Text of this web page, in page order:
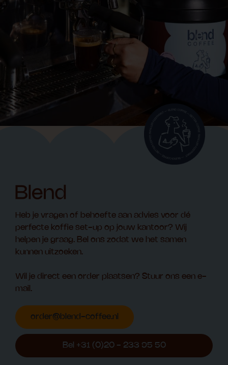
Heb je vragen of behoefte aan advies voor dé
perfecte koffie set-up op jouw kantoor? Wij
helpen je graag. Bel ons zodat we het samen
kunnen uitzoeken.
Wil je direct een order plaatsen? Stuur ons een e-
mail.
order@blend-coffee.nl
Bel +31 (0)20 - 233 95 50